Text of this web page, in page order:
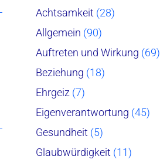
Achtsamkeit (28)
Allgemein (90)
Auftreten und Wirkung (69)
Beziehung (18)
Ehrgeiz (7)
Eigenverantwortung (45)
Gesundheit (5)
Glaubwürdigkeit (11)